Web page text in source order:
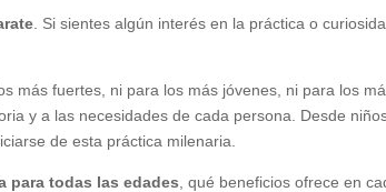
. Si sientes algún interés en la práctica o
más fuertes, ni para los más jóvenes, ni para los
y a las necesidades de cada persona. Desde
de esta práctica milenaria.
para todas las edades , qué beneficios ofrece en